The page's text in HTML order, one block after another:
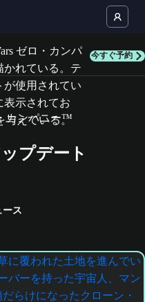
今すぐ予約
カンパニー™
プデート
ース